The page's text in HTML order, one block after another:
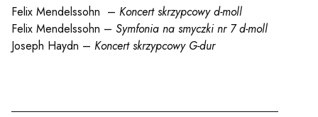
Felix Mendelssohn – Koncert skrzypcowy d-moll
Felix Mendelssohn – Symfonia na smyczki nr 7 d-moll
Joseph Haydn – Koncert skrzypcowy G-dur